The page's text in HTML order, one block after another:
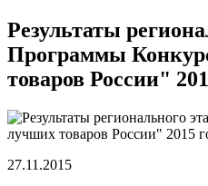
Результаты
Программы
товаров России"
27.11.2015